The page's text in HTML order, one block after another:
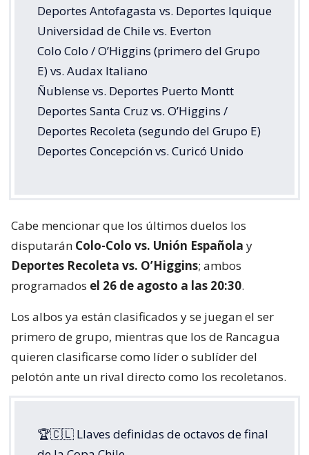
Deportes Antofagasta vs. Deportes Iquique
Universidad de Chile vs. Everton
Colo Colo / O’Higgins (primero del Grupo
E) vs. Audax Italiano
Ñublense vs. Deportes Puerto Montt
Deportes Santa Cruz vs. O’Higgins /
Deportes Recoleta (segundo del Grupo E)
Deportes Concepción vs. Curicó Unido
Cabe mencionar que los últimos duelos los
disputarán Colo-Colo vs. Unión Española y
Deportes Recoleta vs. O’Higgins; ambos
programados el 26 de agosto a las 20:30.
Los albos ya están clasificados y se juegan el ser
primero de grupo, mientras que los de Rancagua
quieren clasificarse como líder o sublíder del
pelotón ante un rival directo como los recoletanos.
🏆🇨🇱 Llaves definidas de octavos de final